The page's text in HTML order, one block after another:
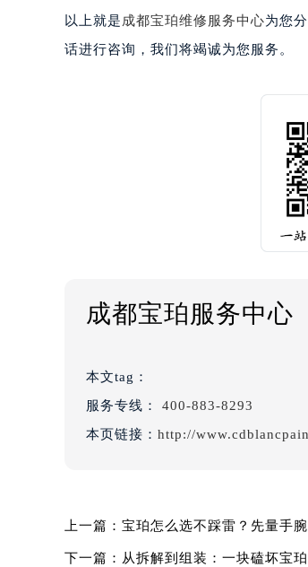
以上就是成都宝珀维修服务中心为您
话进行咨询，我们将竭诚为您服务。
成都宝珀服务中心
本文tag：
服务专线：
400-883-8293
本页链接： http://
上一篇： 宝珀怎么选不踩雷？先量手腕
下一篇： 从拆解到组装：一块磕坏宝